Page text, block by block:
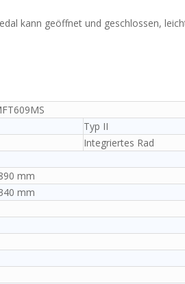
kann geöffnet und geschlossen,
Typ II
Integriertes Rad
mm
mm